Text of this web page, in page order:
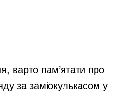
варто пам’ятати про
за заміокулькасом у